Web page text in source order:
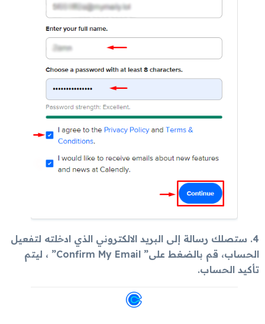
4. ستصلك رسالة إلى البريد الالكتروني الذي ادخلته لتفعيل
الحساب، قم بالضغط على” Confirm My Email” ، ليتم
تأكيد الحساب.